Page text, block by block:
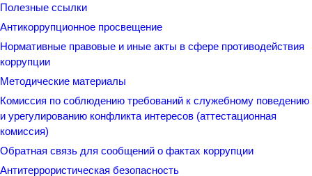
Полезные ссылки
Антикоррупционное просвещение
Нормативные правовые и иные акты в сфере противодействия
коррупции
Методические материалы
Комиссия по соблюдению требований к служебному поведению
и урегулированию конфликта интересов (аттестационная
комиссия)
Обратная связь для сообщений о фактах коррупции
Антитеррористическая безопасность